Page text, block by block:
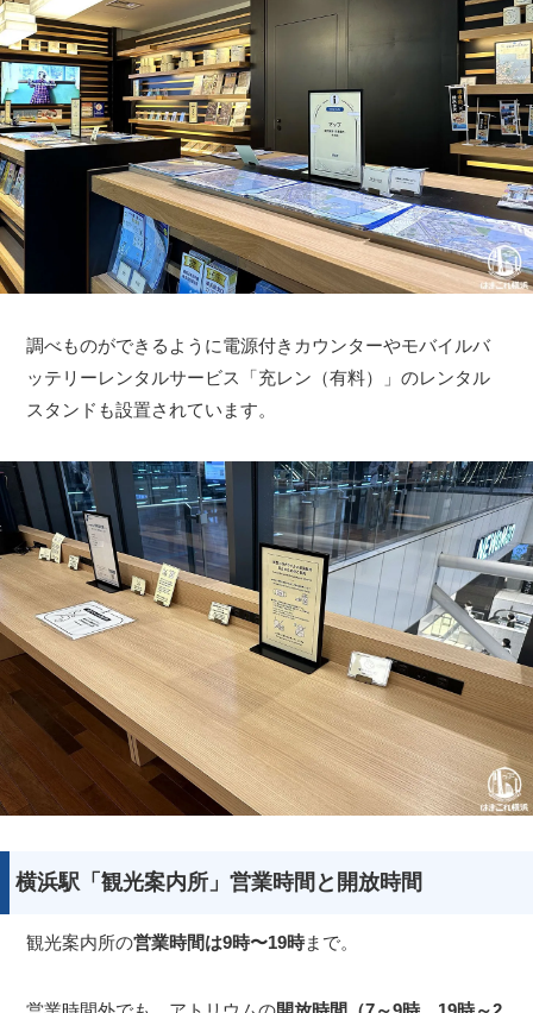
調べものができるように電源付きカウンターやモバイルバ
ッテリーレンタルサービス「充レン（有料）」のレンタル
スタンドも設置されています。
横浜駅「観光案内所」営業時間と開放時間
観光案内所の営業時間は9時〜19時まで。